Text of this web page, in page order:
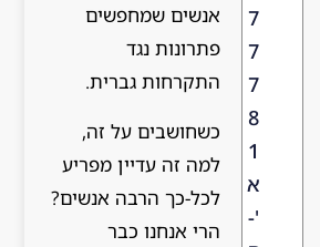
7
7
7
8
1
א
'-
אנשים שמחפשים
פתרונות נגד
התקרחות גברית.
כשחושבים על זה,
למה זה עדיין מפריע
לכל-כך הרבה אנשים?
הרי אנחנו כבר